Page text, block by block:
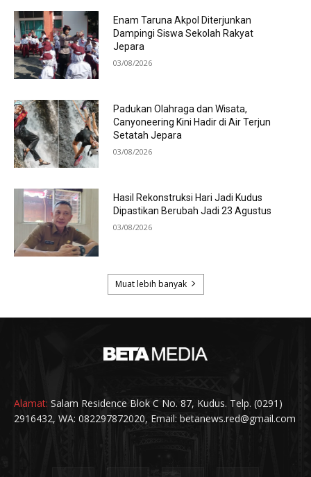
Alamat: Salam Residence Blok C No. 87, Kudus. Telp. (0291)
2916432, WA: 082297872020, Email: betanews.red@gmail.com